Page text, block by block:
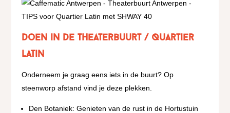
Doen in de Theaterbuurt / Quartier
Latin
Onderneem je graag eens iets in de buurt? Op
steenworp afstand vind je deze plekken.
Den Botaniek: Genieten van de rust in de Hortustuin